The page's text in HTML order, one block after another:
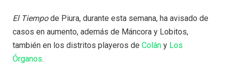
El Tiempode Piura, durante esta semana, ha avisado de
casos en aumento, además de Máncora y Lobitos,
también en los distritos playeros de Colán y Los
Órganos.